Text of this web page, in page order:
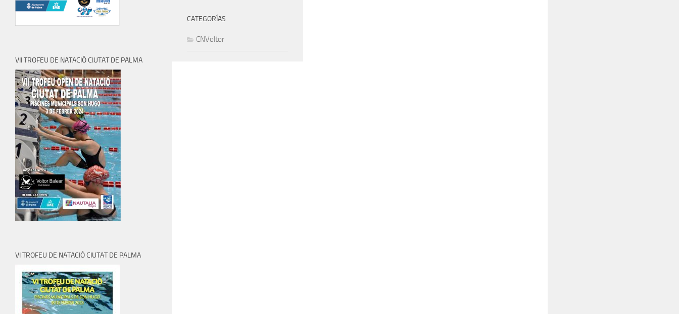
VII TROFEU DE NATACIÓ CIUTAT DE PALMA
VI TROFEU DE NATACIÓ CIUTAT DE PALMA
CATEGORÍAS
CNVoltor